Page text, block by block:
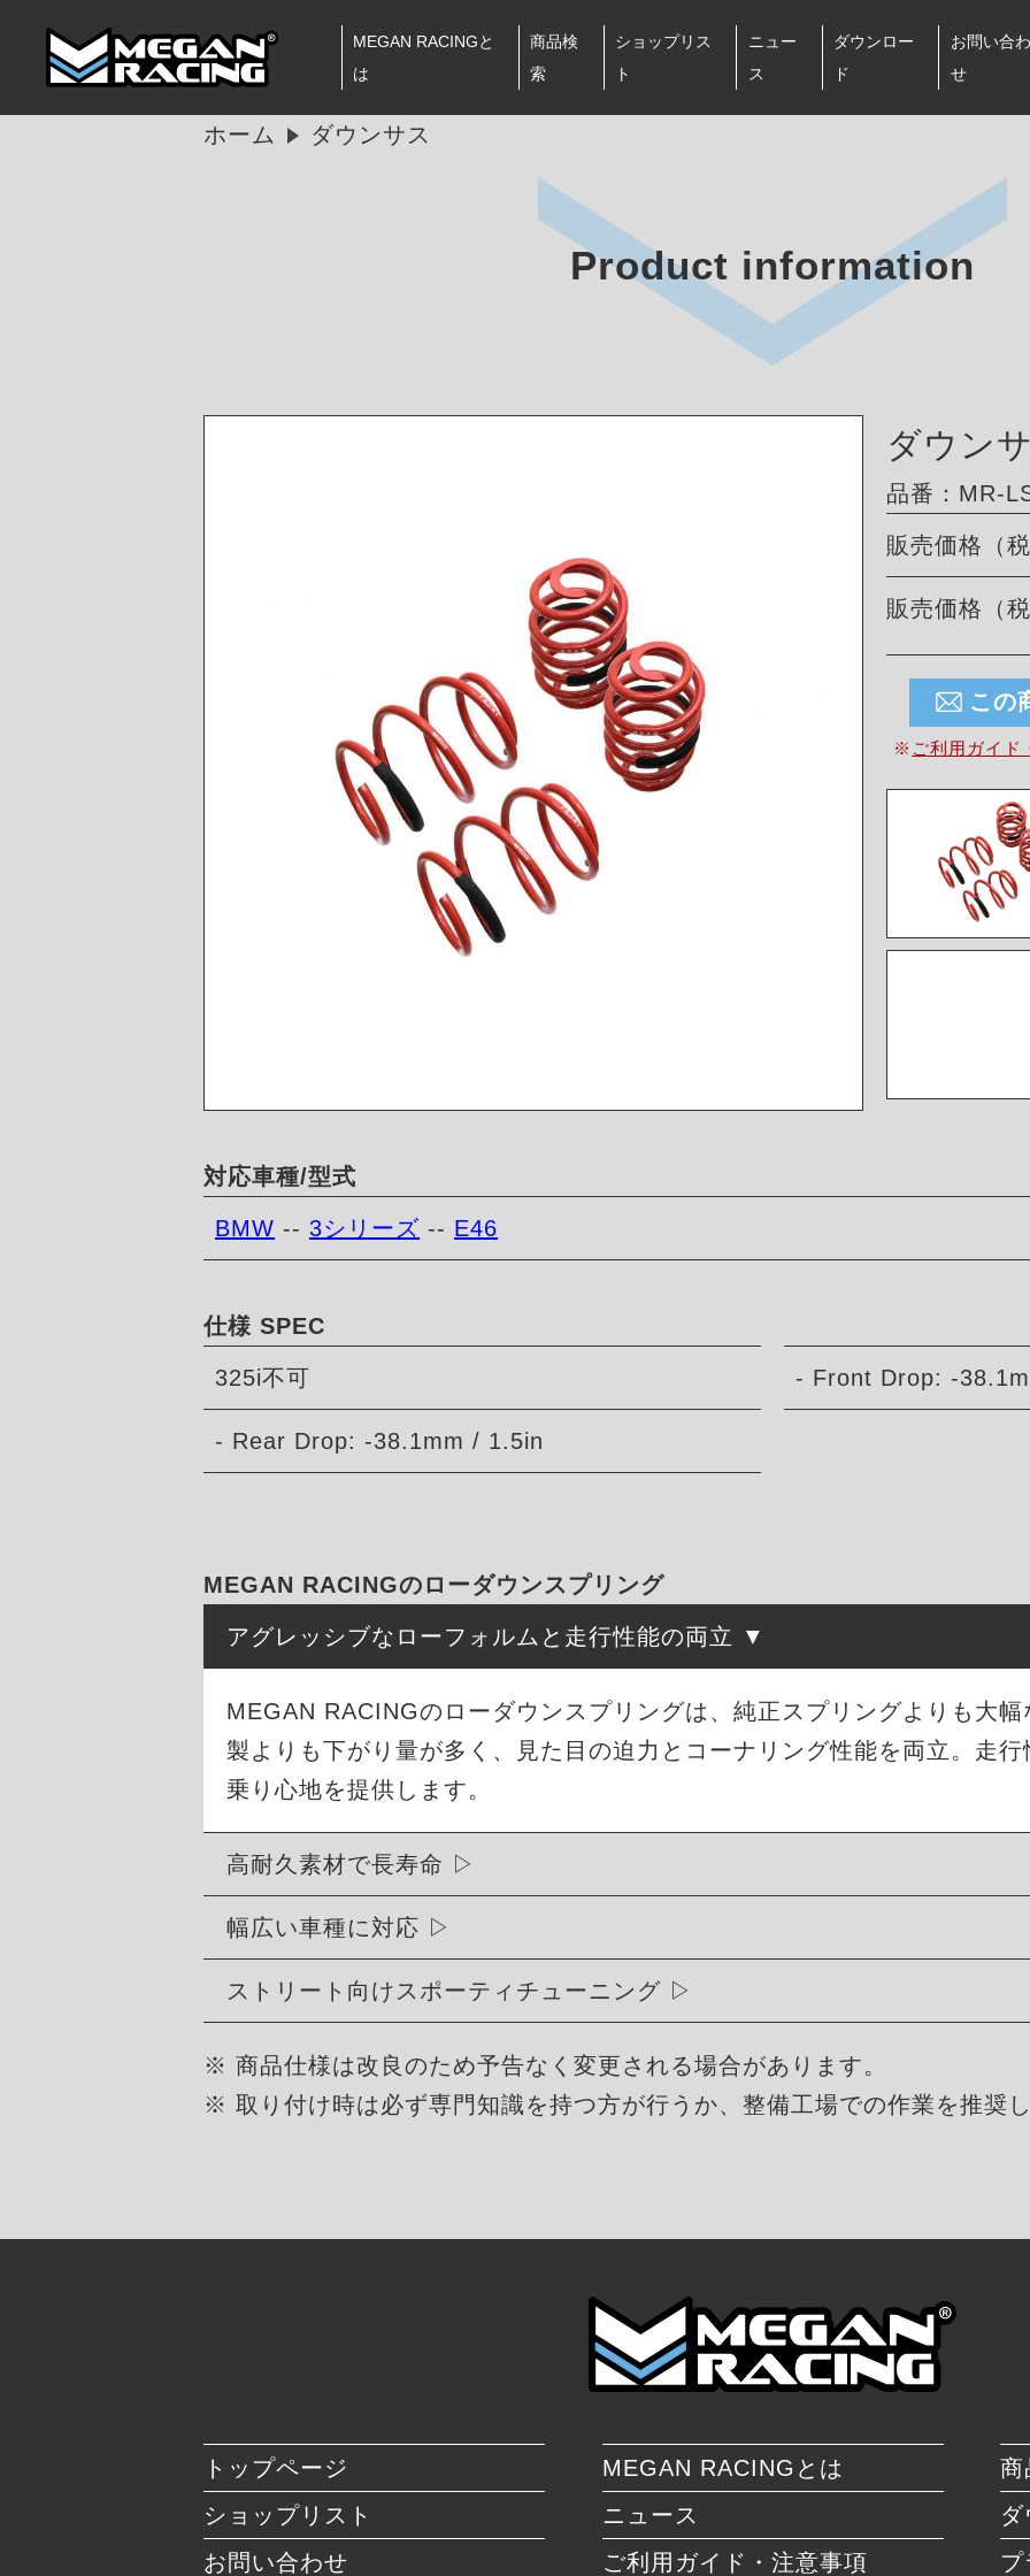
MEGAN RACINGと
は
商品検
索
ショップリス
ト
ニュー
ス
ダウンロー
ド
お問い合わ
せ
ホーム ダウンサス
Product information
ダウン
品番：MR-
販売価格（税
販売価格（税
この
※ ご利用ガイド
対応車種/型式
BMW -- 3シリーズ -- E46
仕様 SPEC
325i不可 - Front Drop: -
- Rear Drop: -38.1mm / 1.5in
MEGAN RACINGのローダウンスプリング
アグレッシブなローフォルムと走行性能の両立
MEGAN RACINGのローダウンスプリングは、純正スプリングよりも大
製よりも下がり量が多く、見た目の迫力とコーナリング性能を両立。走
乗り心地を提供します。
高耐久素材で長寿命
幅広い車種に対応
ストリート向けスポーティチューニング
※ 商品仕様は改良のため予告なく変更される場合があります。
※ 取り付け時は必ず専門知識を持つ方が行うか、整備工場での作業を推奨し
トップページ MEGAN RACINGとは
商
ショップリスト
ニュース
お問い合わせ
ご利用ガイド・注意事項 プ